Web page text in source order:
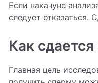
Если накануне
следует отказаться.
Как
Главная цель